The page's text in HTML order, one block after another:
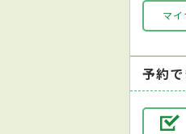
マ
予約